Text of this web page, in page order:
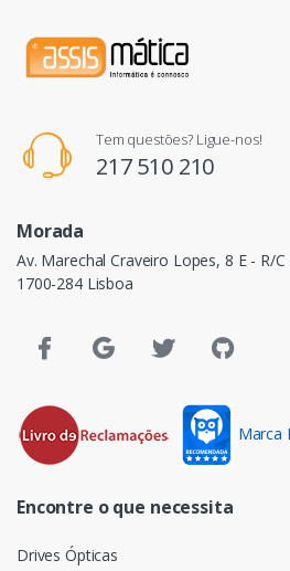
Tem questões? Ligue-nos!
217 510 210
Morada
Av. Marechal Craveiro Lopes, 8 E - R/C
1700-284 Lisboa
Marca
Encontre o que necessita
Drives Ópticas